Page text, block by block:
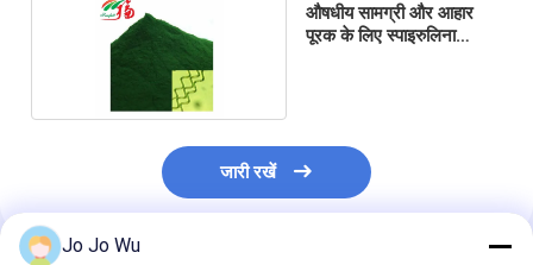
औषधीय सामग्री और आहार
पूरक के लिए स्पाइरुलिना
जारी रखें
Jo Jo Wu